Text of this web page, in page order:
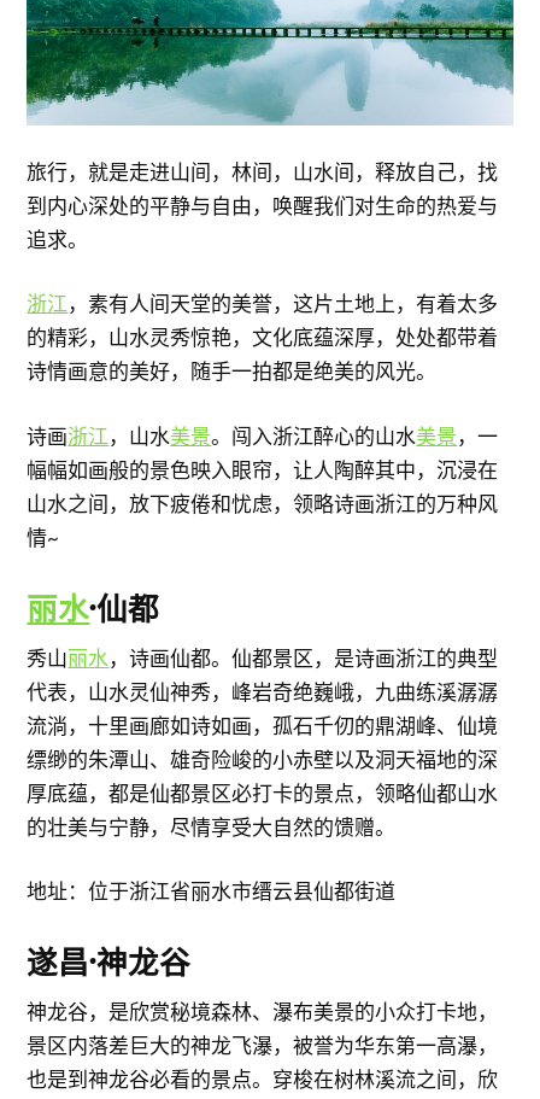
旅行，就是走进山间，林间，山水间，释放自己，找
到内心深处的平静与自由，唤醒我们对生命的热爱与
追求。
浙江，素有人间天堂的美誉，这片土地上，有着太多
的精彩，山水灵秀惊艳，文化底蕴深厚，处处都带着
诗情画意的美好，随手一拍都是绝美的风光。
诗画浙江，山水美景。闯入浙江醉心的山水美景，一
幅幅如画般的景色映入眼帘，让人陶醉其中，沉浸在
山水之间，放下疲倦和忧虑，领略诗画浙江的万种风
情~
丽水·仙都
秀山丽水，诗画仙都。仙都景区，是诗画浙江的典型
代表，山水灵仙神秀，峰岩奇绝巍峨，九曲练溪潺潺
流淌，十里画廊如诗如画，孤石千仞的鼎湖峰、仙境
缥缈的朱潭山、雄奇险峻的小赤壁以及洞天福地的深
厚底蕴，都是仙都景区必打卡的景点，领略仙都山水
的壮美与宁静，尽情享受大自然的馈赠。
地址：位于浙江省丽水市缙云县仙都街道
遂昌·神龙谷
神龙谷，是欣赏秘境森林、瀑布美景的小众打卡地，
景区内落差巨大的神龙飞瀑，被誉为华东第一高瀑，
也是到神龙谷必看的景点。穿梭在树林溪流之间，欣